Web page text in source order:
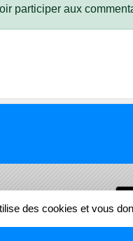
participer aux
des cookies et vous